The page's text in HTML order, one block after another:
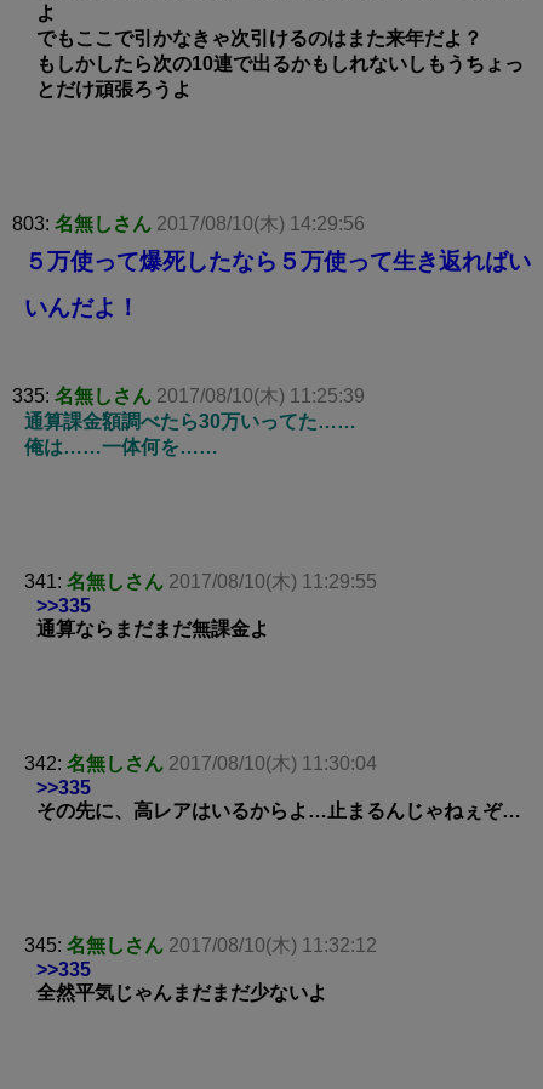
よ
でもここで引かなきゃ次引けるのはまた来年だよ？
もしかしたら次の10連で出るかもしれないしもうちょっ
とだけ頑張ろうよ
803: 名無しさん 2017/08/10(木) 14:29:56
５万使って爆死したなら５万使って生き返ればい
いんだよ！
335: 名無しさん 2017/08/10(木) 11:25:39
通算課金額調べたら30万いってた……
俺は……一体何を……
341: 名無しさん 2017/08/10(木) 11:29:55
>>335
通算ならまだまだ無課金よ
342: 名無しさん 2017/08/10(木) 11:30:04
>>335
その先に、高レアはいるからよ…止まるんじゃねぇぞ…
345: 名無しさん 2017/08/10(木) 11:32:12
>>335
全然平気じゃんまだまだ少ないよ